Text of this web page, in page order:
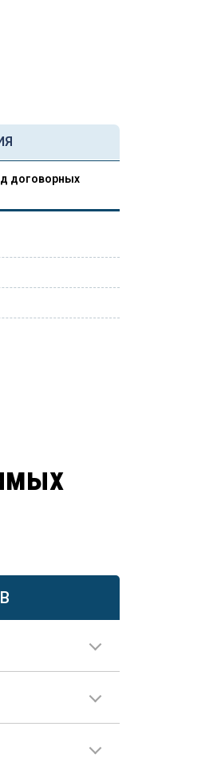
договорных
документов
книжку,